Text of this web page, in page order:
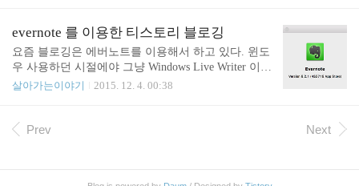
evernote 를 이용한 티스토리 블로깅
요즘 블로깅은 에버노트를 이용해서 하고 있다. 윈도
우 사용하던 시절에야 그냥 Windows Live Writer 이용
하면 간편하게 블로깅이 가능 했었는데 osx 를 이용
그인이 있는 것을 발견하였다. 활성화 시키면 글 쓰
살아가는이야기 2015. 12. 4. 00:38
Prev Next